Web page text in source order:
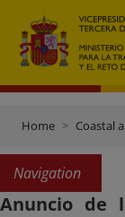
Home Coastal
Navigation
Anuncio de